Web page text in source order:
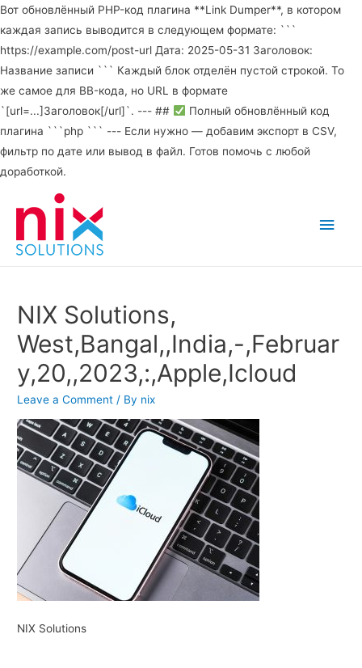
Вот обновлённый PHP-код плагина **Link Dumper**, в котором
каждая запись выводится в следующем формате: ```
https://example.com/post-url Дата: 2025-05-31 Заголовок:
Название записи ``` Каждый блок отделён пустой строкой. То
же самое для BB-кода, но URL в формате
`[url=...]Заголовок[/url]`. --- ##
Полный обновлённый код
плагина ```php ``` --- Если нужно — добавим экспорт в CSV,
фильтр по дате или вывод в файл. Готов помочь с любой
доработкой.
Main
NIX Solutions,
West,Bangal,,India,-,Februar
y,20,,2023,:,Apple,Icloud
Leave a Comment / By nix
NIX Solutions